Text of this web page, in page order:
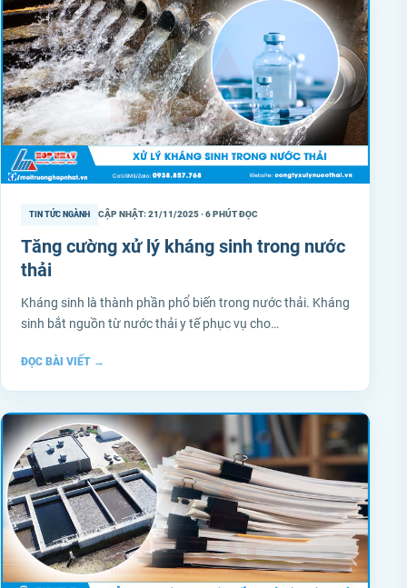
TIN TỨC NGÀNH CẬP NHẬT: 21/11/2025 · 6 PHÚT ĐỌC
Tăng cường xử lý kháng sinh trong nước
thải
Kháng sinh là thành phần phổ biến trong nước thải. Kháng
sinh bắt nguồn từ nước thải y tế phục vụ cho…
ĐỌC BÀI VIẾT →